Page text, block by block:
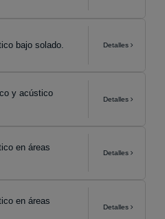
bajo solado. Detalles
y acústico
Detalles
en áreas
Detalles
en áreas
Detalles